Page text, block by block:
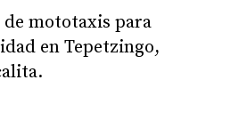
mototaxis para
en Tepetzingo,